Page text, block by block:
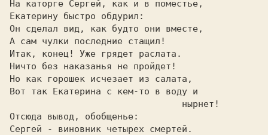
На каторге Сергей, как и в поместье,
Екатерину быстро обдурил:
Он сделал вид, как будто они вместе,
А сам чулки последние стащил!
Итак, конец! Уже грядет раслата.
Ничто без наказанья не пройдет!
Но как горошек исчезает из салата,
Вот так Екатерина с кем-то в воду и
Отсюда вывод, обобщенье:
Сергей - виновник четырех смертей.